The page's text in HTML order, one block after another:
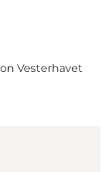
Vesterhavet